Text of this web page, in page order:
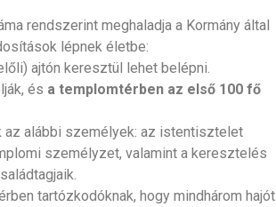
rendszerint meghaladja a Kormány által
lépnek életbe:
ajtón keresztül lehet belépni.
és a templomtérben az első 100 fő
az alábbi személyek: az istentisztelet
személyzet, valamint a keresztelés
tartózkodóknak, hogy mindhárom hajót